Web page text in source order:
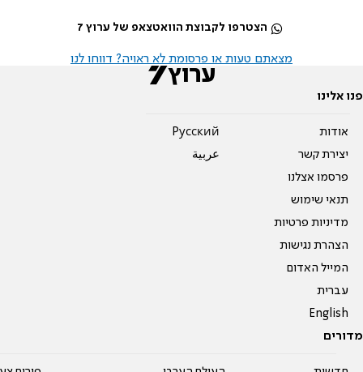
הצטרפו לקבוצת הוואטצאפ של ערוץ 7
מצאתם טעות או פרסומת לא ראויה? דווחו לנו
פנו אלינו
אודות
יצירת קשר
פרסמו אצלנו
תנאי שימוש
מדיניות פרטיות
הצהרת נגישות
המייל האדום
עברית
English
Pусский
عربية
מדורים